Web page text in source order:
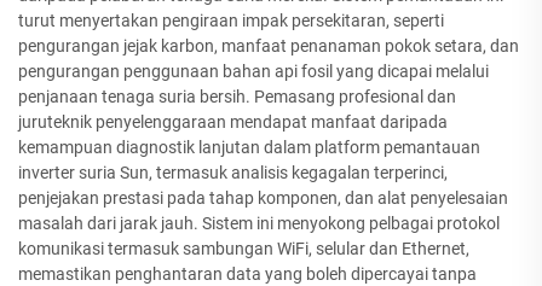
turut menyertakan pengiraan impak persekitaran, seperti
pengurangan jejak karbon, manfaat penanaman pokok setara, dan
pengurangan penggunaan bahan api fosil yang dicapai melalui
penjanaan tenaga suria bersih. Pemasang profesional dan
juruteknik penyelenggaraan mendapat manfaat daripada
kemampuan diagnostik lanjutan dalam platform pemantauan
inverter suria Sun, termasuk analisis kegagalan terperinci,
penjejakan prestasi pada tahap komponen, dan alat penyelesaian
masalah dari jarak jauh. Sistem ini menyokong pelbagai protokol
komunikasi termasuk sambungan WiFi, selular dan Ethernet,
memastikan penghantaran data yang boleh dipercayai tanpa